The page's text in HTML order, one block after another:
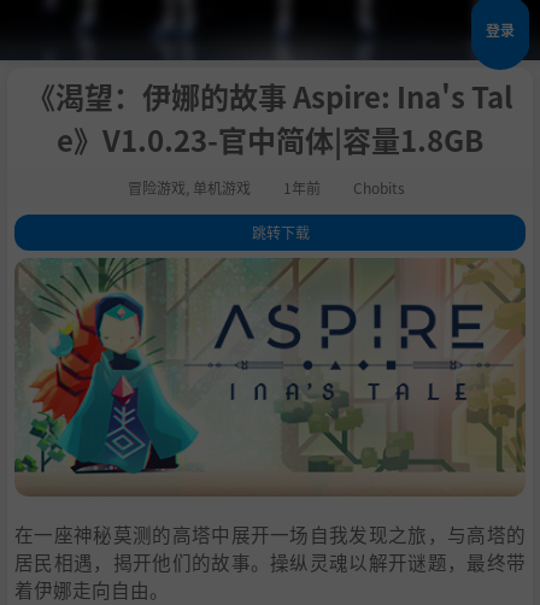
登录
《渴望：伊娜的故事 Aspire: Ina's Tal
e》V1.0.23-官中简体|容量1.8GB
冒险游戏 单机游戏 1年前 Chobits
跳转下载
.关于这款游戏
.探索变化莫测的高塔
3
引人入胜的故事
结识高塔居民
5.操控灵魂
6.系统需求
7.支持作者
8. 学习
在一座神秘莫测的高塔中展开一场自我发现之旅，与高塔的
居民相遇，揭开他们的故事。操纵灵魂以解开谜题，最终带
着伊娜走向自由。